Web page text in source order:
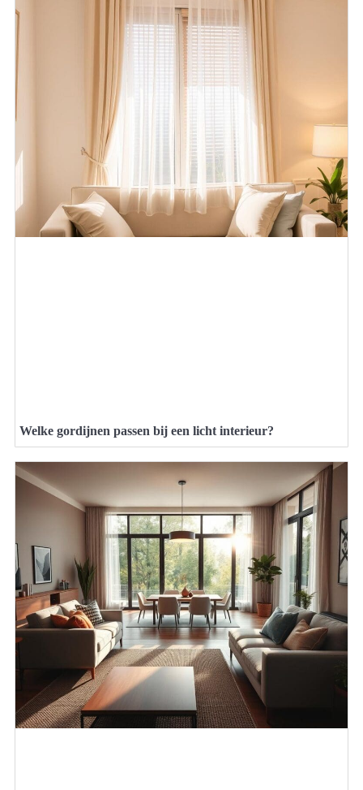
Welke gordijnen passen bij een licht interieur?